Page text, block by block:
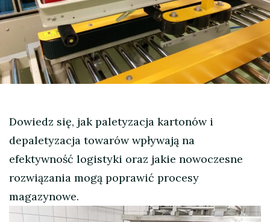
Dowiedz się, jak paletyzacja kartonów i
depaletyzacja towarów wpływają na
efektywność logistyki oraz jakie nowoczesne
rozwiązania mogą poprawić procesy
magazynowe.